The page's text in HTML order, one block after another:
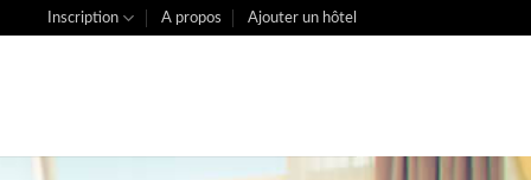
Inscription A propos Ajouter un hôtel